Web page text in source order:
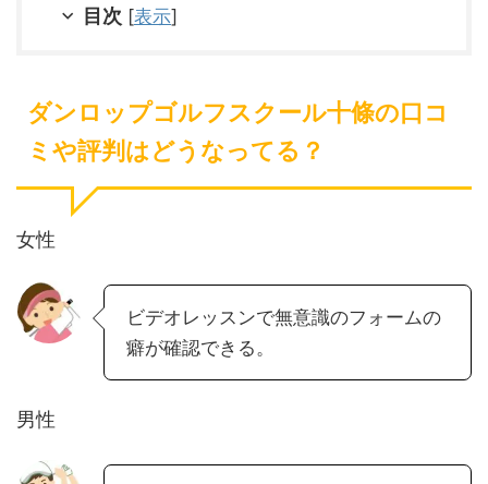
目次 [表示]
ダンロップゴルフスクール十條の口コ
ミや評判はどうなってる？
女性
ビデオレッスンで無意識のフォームの
癖が確認できる。
男性